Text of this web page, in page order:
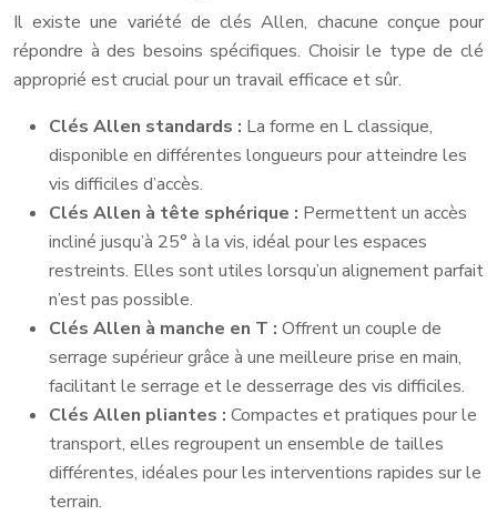
Il existe une variété de clés Allen, chacune conçue pour
répondre à des besoins spécifiques. Choisir le type de clé
approprié est crucial pour un travail efficace et sûr.
Clés Allen standards : La forme en L classique,
disponible en différentes longueurs pour atteindre les
vis difficiles d’accès.
Clés Allen à tête sphérique : Permettent un accès
incliné jusqu’à 25° à la vis, idéal pour les espaces
restreints. Elles sont utiles lorsqu’un alignement parfait
n’est pas possible.
Clés Allen à manche en T : Offrent un couple de
serrage supérieur grâce à une meilleure prise en main,
facilitant le serrage et le desserrage des vis difficiles.
Clés Allen pliantes : Compactes et pratiques pour le
transport, elles regroupent un ensemble de tailles
différentes, idéales pour les interventions rapides sur le
terrain.